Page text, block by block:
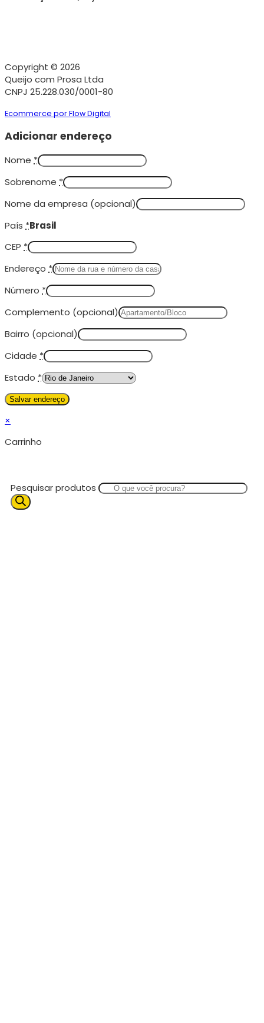
Copyright © 2026
Queijo com Prosa Ltda
CNPJ 25.228.030/0001-80
Ecommerce por Flow Digital
Adicionar endereço
Nome *
Sobrenome *
Nome da empresa (opcional)
País *Brasil
CEP *
Endereço *
Número *
Complemento (opcional)
Bairro (opcional)
Cidade *
Estado *
×
Carrinho
Pesquisar produtos